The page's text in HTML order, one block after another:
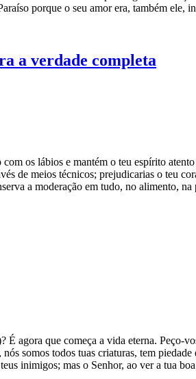
porque o seu amor era, também ele,
a verdade completa
os lábios e mantém o teu espírito
de meios técnicos; prejudicarias o teu
a moderação em tudo, no alimento,
agora que começa a vida eterna. Peço-
somos todos tuas criaturas, tem
inimigos; mas o Senhor, ao ver a tua